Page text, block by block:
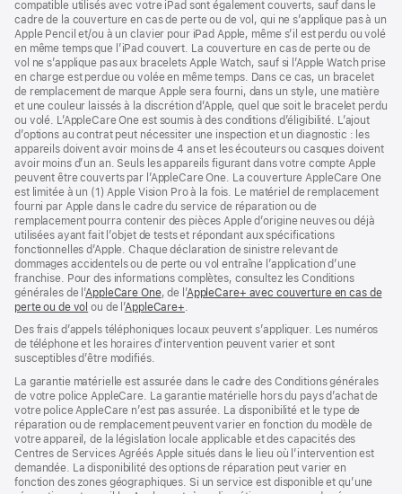
compatible utilisés avec votre iPad sont également couverts, sauf dans le
cadre de la couverture en cas de perte ou de vol, qui ne s’applique pas à un
Apple Pencil et/ou à un clavier pour iPad Apple, même s’il est perdu ou volé
en même temps que l’iPad couvert. La couverture en cas de perte ou de
vol ne s’applique pas aux bracelets Apple Watch, sauf si l’Apple Watch prise
en charge est perdue ou volée en même temps. Dans ce cas, un bracelet
de remplacement de marque Apple sera fourni, dans un style, une matière
et une couleur laissés à la discrétion d’Apple, quel que soit le bracelet perdu
ou volé. L’AppleCare One est soumis à des conditions d’éligibilité. L’ajout
d’options au contrat peut nécessiter une inspection et un diagnostic : les
appareils doivent avoir moins de 4 ans et les écouteurs ou casques doivent
avoir moins d’un an. Seuls les appareils figurant dans votre compte Apple
peuvent être couverts par l’AppleCare One. La couverture AppleCare One
est limitée à un (1) Apple Vision Pro à la fois. Le matériel de remplacement
fourni par Apple dans le cadre du service de réparation ou de
remplacement pourra contenir des pièces Apple d’origine neuves ou déjà
utilisées ayant fait l’objet de tests et répondant aux spécifications
fonctionnelles d’Apple. Chaque déclaration de sinistre relevant de
dommages accidentels ou de perte ou vol entraîne l’application d’une
franchise. Pour des informations complètes, consultez les Conditions
générales de l’AppleCare One(s’ouvre
dans
nouvelle
fenêtre)
, de l’AppleCare+ avec couverture en cas de
perte ou de vol (s’ouvre
une
nouvelle
fenêtre)
ou de l’AppleCare+
une
nouvelle
Des frais d’appels téléphoniques locaux peuvent s’appliquer. Les numéros
de téléphone et les horaires d’intervention peuvent varier et sont
susceptibles d’être modifiés.
La garantie matérielle est assurée dans le cadre des Conditions générales
de votre police AppleCare. La garantie matérielle hors du pays d’achat de
votre police AppleCare n’est pas assurée. La disponibilité et le type de
réparation ou de remplacement peuvent varier en fonction du modèle de
votre appareil, de la législation locale applicable et des capacités des
Centres de Services Agréés Apple situés dans le lieu où l’intervention est
demandée. La disponibilité des options de réparation peut varier en
fonction des zones géographiques. Si un service est disponible et qu’une